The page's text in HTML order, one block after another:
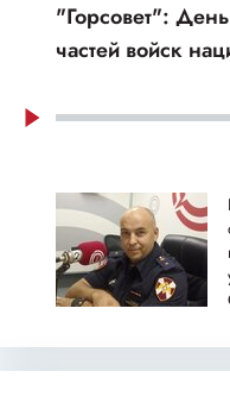
"Горсовет":
частей войск